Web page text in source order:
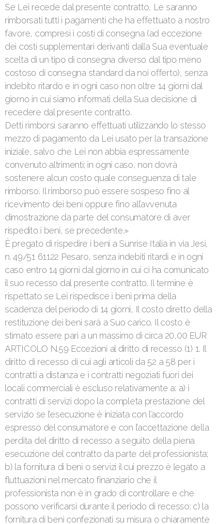
Se Lei recede dal presente contratto, Le saranno
rimborsati tutti i pagamenti che ha effettuato a nostro
favore, compresi i costi di consegna (ad eccezione
dei costi supplementari derivanti dalla Sua eventuale
scelta di un tipo di consegna diverso dal tipo meno
costoso di consegna standard da noi offerto), senza
indebito ritardo e in ogni caso non oltre 14 giorni dal
giorno in cui siamo informati della Sua decisione di
recedere dal presente contratto.
Detti rimborsi saranno effettuati utilizzando lo stesso
mezzo di pagamento da Lei usato per la transazione
iniziale, salvo che Lei non abbia espressamente
convenuto altrimenti; in ogni caso, non dovrà
sostenere alcun costo quale conseguenza di tale
rimborso. Il rimborso può essere sospeso fino al
ricevimento dei beni oppure fino all’avvenuta
dimostrazione da parte del consumatore di aver
rispedito i beni, se precedente.»
È pregato di rispedire i beni a Sunrise Italia in via Jesi,
n. 49/51 61122 Pesaro, senza indebiti ritardi e in ogni
caso entro 14 giorni dal giorno in cui ci ha comunicato
il suo recesso dal presente contratto. Il termine è
rispettato se Lei rispedisce i beni prima della
scadenza del periodo di 14 giorni, Il costo diretto della
restituzione dei beni sarà a Suo carico. Il costo è
stimato essere pari a un massimo di circa 20,00 EUR
ARTICOLO N.59 Eccezioni al diritto di recesso (1) 1. Il
diritto di recesso di cui agli articoli da 52 a 58 per i
contratti a distanza e i contratti negoziati fuori dei
locali commerciali è escluso relativamente a: a) i
contratti di servizi dopo la completa prestazione del
servizio se l’esecuzione è iniziata con l’accordo
espresso del consumatore e con l’accettazione della
perdita del diritto di recesso a seguito della piena
esecuzione del contratto da parte del professionista;
b) la fornitura di beni o servizi il cui prezzo è legato a
fluttuazioni nel mercato finanziario che il
professionista non è in grado di controllare e che
possono verificarsi durante il periodo di recesso; c) la
fornitura di beni confezionati su misura o chiaramente